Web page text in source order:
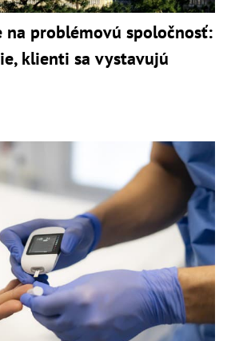
na problémovú spoločnosť:
klienti sa vystavujú